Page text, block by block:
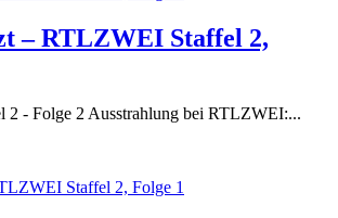
– RTLZWEI Staffel 2,
2 - Folge 2 Ausstrahlung bei RTLZWEI:...